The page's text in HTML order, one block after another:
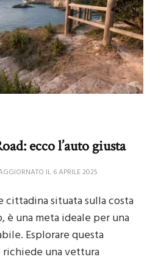
ecco l’auto giusta
IL 6 APRILE 2025
situata sulla costa
è una meta ideale per una
Esplorare questa
una vettura